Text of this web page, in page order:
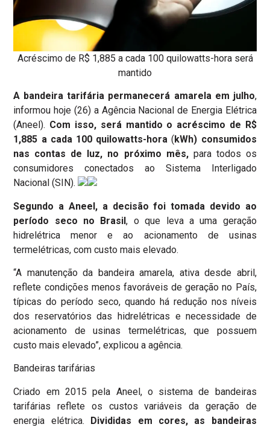
Acréscimo de R$ 1,885 a cada 100 quilowatts-hora será
mantido
A bandeira tarifária permanecerá amarela em julho,
informou hoje (26) a Agência Nacional de Energia Elétrica
(Aneel). Com isso, será mantido o acréscimo de R$
1,885 a cada 100 quilowatts-hora ( kWh) consumidos
nas contas de luz, no próximo mês, para todos os
consumidores conectados ao Sistema Interligado
Nacional (SIN).
Segundo a Aneel, a decisão foi tomada devido ao
período seco no Brasil, o que leva a uma geração
hidrelétrica menor e ao acionamento de usinas
termelétricas, com custo mais elevado.
“A manutenção da bandeira amarela, ativa desde abril,
reflete condições menos favoráveis de geração no País,
típicas do período seco, quando há redução nos níveis
dos reservatórios das hidrelétricas e necessidade de
acionamento de usinas termelétricas, que possuem
custo mais elevado”, explicou a agência.
Bandeiras tarifárias
Criado em 2015 pela Aneel, o sistema de bandeiras
tarifárias reflete os custos variáveis da geração de
energia elétrica. Divididas em cores, as bandeiras